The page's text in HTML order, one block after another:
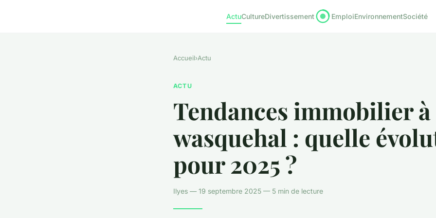
ActuCultureDivertissement EmploiEnvironnementSociété
Accueil›Actu
ACTU
Tendances immobilier à
wasquehal : quelle
pour 2025 ?
Ilyes — 19 septembre 2025 — 5 min de lecture